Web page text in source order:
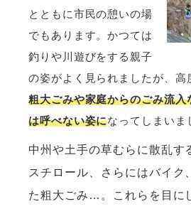
とともに市民の憩いの場
でもあります。かつては
釣りや川遊びをする親子
の姿がよく見られましたが、高
粗大ごみや家庭からのごみ流入
は呼べない姿になってしまいま
中州や土手の草むらに散乱す
スチロール、さらにはバイク
た粗大ごみ…。これらを目に